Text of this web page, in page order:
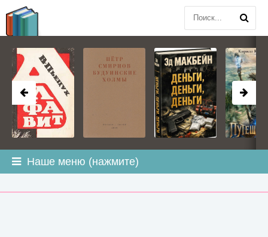
Наше меню (нажмите)
BOOKPLANETA.COM